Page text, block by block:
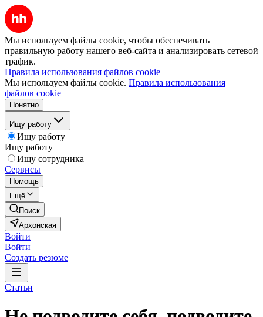
Мы используем файлы cookie, чтобы обеспечивать
правильную работу нашего веб-сайта и анализировать сетевой
трафик.
Правила использования файлов cookie
Мы используем файлы cookie. Правила использования
файлов cookie
Понятно
Ищу работу
Ищу работу
Ищу работу
Ищу сотрудника
Сервисы
Помощь
Ещё
Поиск
Архонская
Войти
Войти
Создать резюме
Статьи